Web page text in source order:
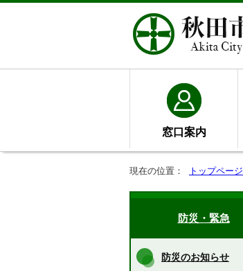
窓口案内
現在の位置： トップページ
防災・緊急
防災のお知らせ